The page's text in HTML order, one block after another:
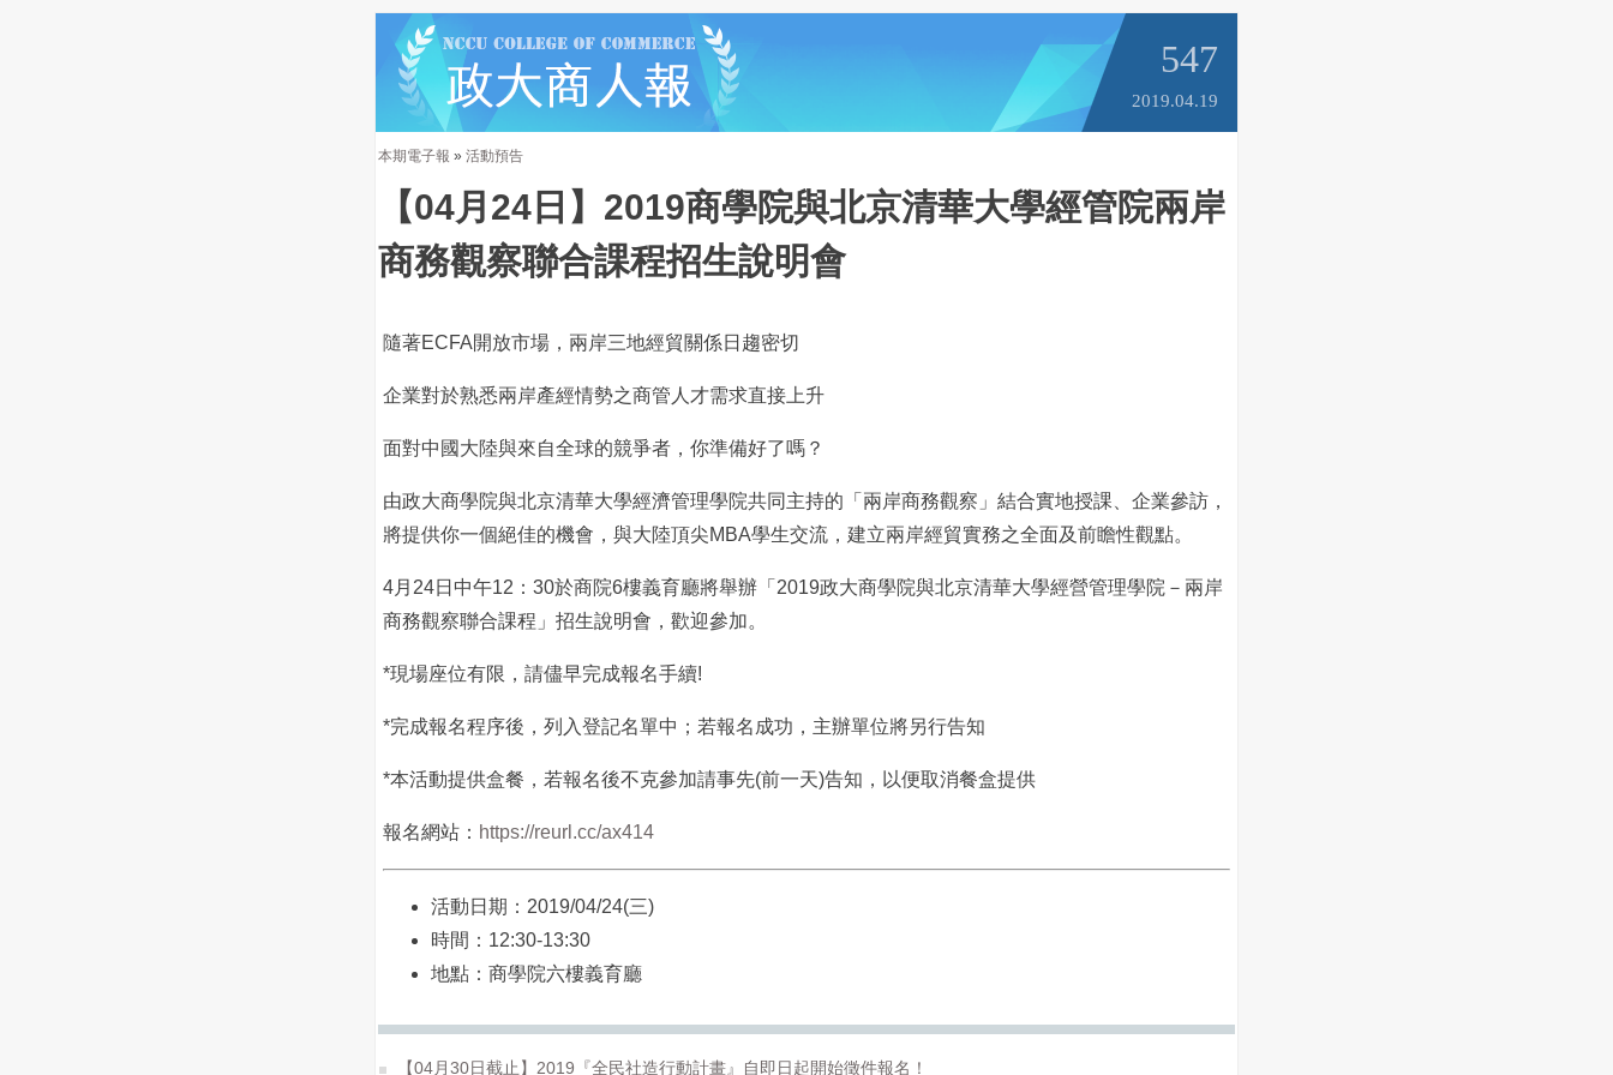
547
2019.04.19
本期電子報 » 活動預告
【04月24日】2019商學院與北京清華大學經管院兩岸
商務觀察聯合課程招生說明會
隨著ECFA開放市場，兩岸三地經貿關係日趨密切
企業對於熟悉兩岸產經情勢之商管人才需求直接上升
面對中國大陸與來自全球的競爭者，你準備好了嗎？
由政大商學院與北京清華大學經濟管理學院共同主持的「兩岸商務觀察」結合實地授課、企業參訪，
將提供你一個絕佳的機會，與大陸頂尖MBA學生交流，建立兩岸經貿實務之全面及前瞻性觀點。
4月24日中午12：30於商院6樓義育廳將舉辦「2019政大商學院與北京清華大學經營管理學院－兩岸
商務觀察聯合課程」招生說明會，歡迎參加。
*現場座位有限，請儘早完成報名手續!
*完成報名程序後，列入登記名單中；若報名成功，主辦單位將另行告知
*本活動提供盒餐，若報名後不克參加請事先(前一天)告知，以便取消餐盒提供
報名網站： https://reurl.cc/ax414
活動日期：2019/04/24(三)
時間：12:30-13:30
地點：商學院六樓義育廳
【04月30日截止】2019『全民社造行動計畫』自即日起開始徵件報名！